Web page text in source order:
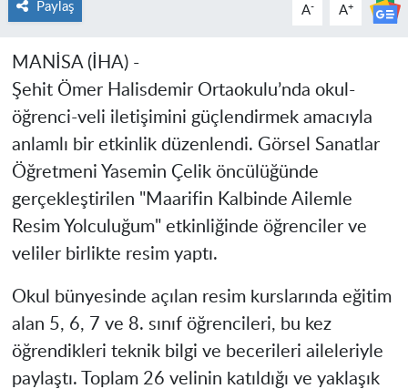
Paylaş A- A+
MANİSA (İHA) -
Şehit Ömer Halisdemir Ortaokulu’nda okul-
öğrenci-veli iletişimini güçlendirmek amacıyla
anlamlı bir etkinlik düzenlendi. Görsel Sanatlar
Öğretmeni Yasemin Çelik öncülüğünde
gerçekleştirilen "Maarifin Kalbinde Ailemle
Resim Yolculuğum" etkinliğinde öğrenciler ve
veliler birlikte resim yaptı.
Okul bünyesinde açılan resim kurslarında eğitim
alan 5, 6, 7 ve 8. sınıf öğrencileri, bu kez
öğrendikleri teknik bilgi ve becerileri aileleriyle
paylaştı. Toplam 26 velinin katıldığı ve yaklaşık